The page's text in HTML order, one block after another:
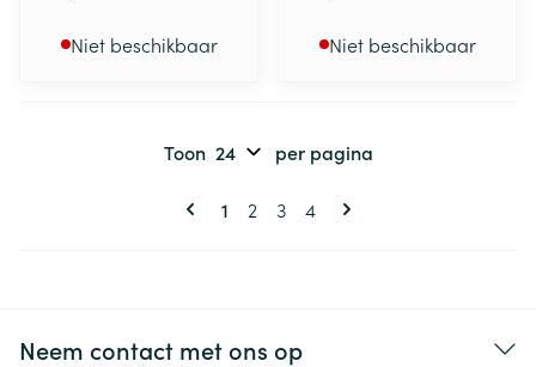
Niet beschikbaar Niet beschikbaar
Pagina's
U lees momenteel pagina
1 Pagina
2 Pagina
3 Pagina
4
Toon per pagina
Neem contact met ons op